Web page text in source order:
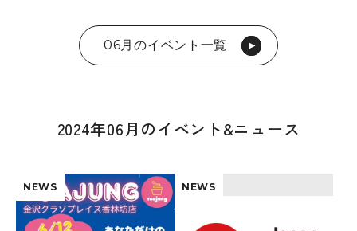
06月のイベント一覧
2024年06月のイベント&ニュース
NEWS NEWS